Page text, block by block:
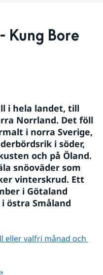
Kung Bore
i hela landet, till
Norrland. Det föll
i norra Sverige,
i söder,
och på Öland.
snöoväder som
vinterskrud. Ett
i Götaland
östra Småland
eller valfri månad och